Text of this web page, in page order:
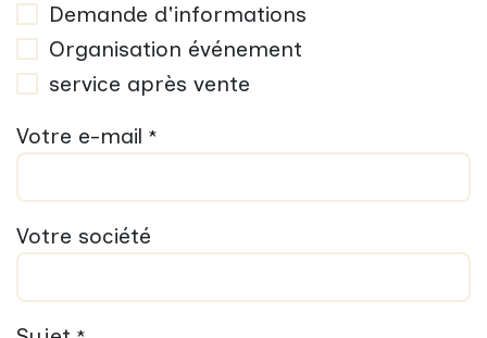
Demande d'informations
Organisation événement
service après vente
Votre e-mail *
Votre société